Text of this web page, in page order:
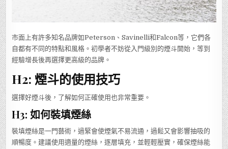
市面上有許多知名品牌如Peterson、Savinelli和Falcon等，它們各
自都有不同的特點和風格。初學者不妨從入門級別的煙斗開始，等到
經驗增長後再選擇更高級的品牌。
H2: 煙斗的使用技巧
選擇好煙斗後，了解如何正確使用也非常重要。
H3: 如何裝填煙絲
裝填煙絲是一門藝術，過緊會使煙氣不易流通，過鬆又會影響抽吸的
順暢度。建議使用適量的煙絲，逐層填充，並輕輕壓實，確保煙絲能